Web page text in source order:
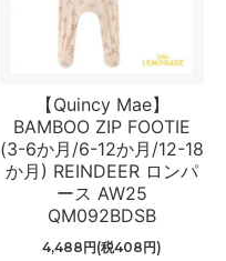
【Quincy Mae】
BAMBOO ZIP FOOTIE
(3-6か月/6-12か月/12-18
か月) REINDEER ロンパ
ース AW25
QM092BDSB
4,488円(税408円)